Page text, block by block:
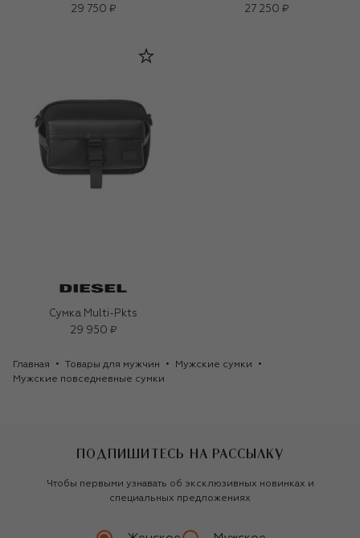
29 750 ₽
27 250 ₽
Сумка Multi-Pkts
29 950 ₽
Главная Товары для мужчин
Мужские сумки
Мужские повседневные сумки
ПОДПИШИТЕСЬ НА РАССЫЛКУ
Чтобы первыми узнавать об эксклюзивных новинках и
специальных предложениях